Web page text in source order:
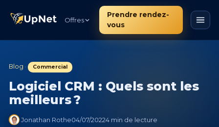
Offres
Prendre rendez-
vous
Blog · Commercial
Logiciel CRM : Quels sont les
meilleurs ?
Jonathan Rothe04/07/20224 min de lecture